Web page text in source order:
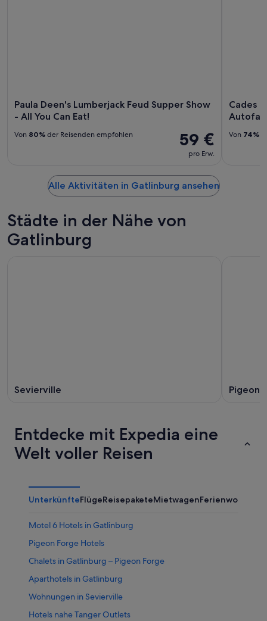
Paula Deen's Lumberjack Feud Supper Show
- All You Can Eat!
59 €
pro Erw.
Von 80% der Reisenden empfohlen
Cades
Von 74%
Alle Aktivitäten in Gatlinburg ansehen
Städte in der Nähe von
Gatlinburg
Sevierville Pigeon
Entdecke mit Expedia eine
Welt voller Reisen
UnterkünfteFlügeReisepaketeMietwagen
Motel 6 Hotels in Gatlinburg
Pigeon Forge Hotels
Chalets in Gatlinburg – Pigeon Forge
Aparthotels in Gatlinburg
Wohnungen in Sevierville
Hotels nahe Tanger Outlets